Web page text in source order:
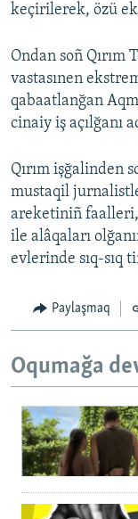
keçirilerek, özü
Ondan soñ
vastasınen
qabaatlanğan
cinaiy iş açılğanı
Qırım işğalinden
mustaqil
areketiniñ
ile alâqaları
evlerinde sıq-sıq
Paylaşmaq
Oqumağa